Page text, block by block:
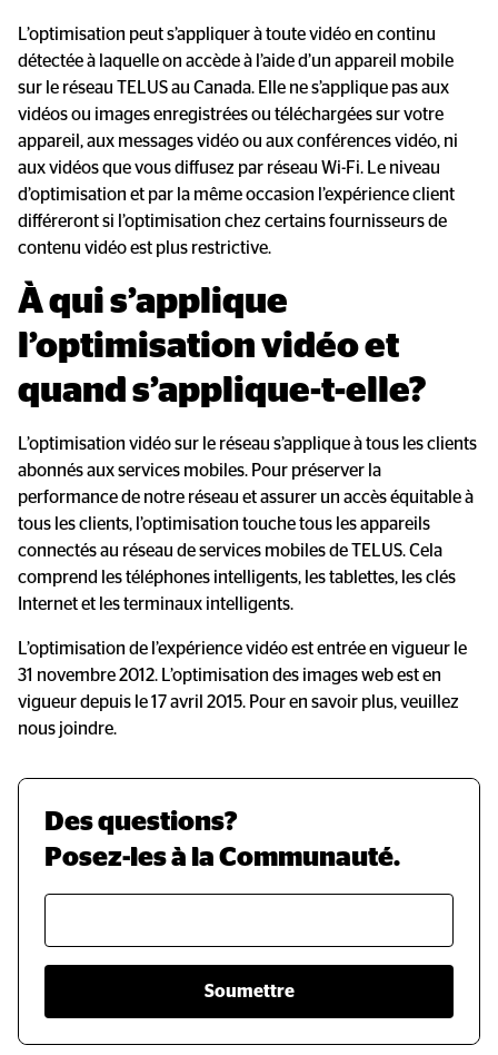
L’optimisation peut s’appliquer à toute vidéo en continu
détectée à laquelle on accède à l’aide d’un appareil mobile
sur le réseau TELUS au Canada. Elle ne s’applique pas aux
vidéos ou images enregistrées ou téléchargées sur votre
appareil, aux messages vidéo ou aux conférences vidéo, ni
aux vidéos que vous diffusez par réseau Wi-Fi. Le niveau
d’optimisation et par la même occasion l’expérience client
différeront si l’optimisation chez certains fournisseurs de
contenu vidéo est plus restrictive.
À qui s’applique
l’optimisation vidéo et
quand s’applique-t-elle?
L’optimisation vidéo sur le réseau s’applique à tous les clients
abonnés aux services mobiles. Pour préserver la
performance de notre réseau et assurer un accès équitable à
tous les clients, l’optimisation touche tous les appareils
connectés au réseau de services mobiles de TELUS. Cela
comprend les téléphones intelligents, les tablettes, les clés
Internet et les terminaux intelligents.
L’optimisation de l’expérience vidéo est entrée en vigueur le
31 novembre 2012. L’optimisation des images web est en
vigueur depuis le 17 avril 2015. Pour en savoir plus, veuillez
nous joindre.
Des questions?
Posez-les à la Communauté.
Soumettre